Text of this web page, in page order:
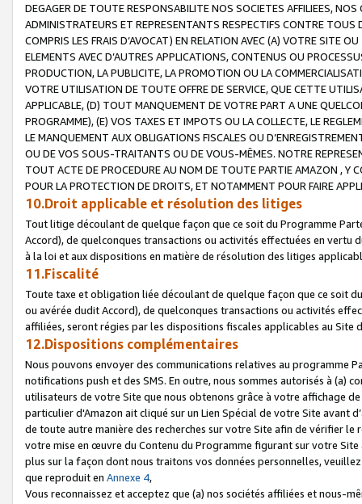
DEGAGER DE TOUTE RESPONSABILITE NOS SOCIETES AFFILIEES,
ADMINISTRATEURS ET REPRESENTANTS RESPECTIFS CONTRE
COMPRIS LES FRAIS D’AVOCAT) EN RELATION AVEC (A) VOTRE SITE
ELEMENTS AVEC D’AUTRES APPLICATIONS, CONTENUS OU
PRODUCTION, LA PUBLICITE, LA PROMOTION OU LA
VOTRE UTILISATION DE TOUTE OFFRE DE SERVICE, QUE CETTE
APPLICABLE, (D) TOUT MANQUEMENT DE VOTRE PART A UNE
PROGRAMME), (E) VOS TAXES ET IMPOTS OU LA COLLECTE, LE
LE MANQUEMENT AUX OBLIGATIONS FISCALES OU
OU DE VOS SOUS-TRAITANTS OU DE VOUS-MÊMES. NOTRE
TOUT ACTE DE PROCEDURE AU NOM DE TOUTE PARTIE AMAZON , Y
POUR LA PROTECTION DE DROITS, ET NOTAMMENT POUR FAIRE
10.Droit applicable et résolution des litiges
Tout litige découlant de quelque façon que ce soit du Programme
Accord), de quelconques transactions ou activités effectuées en vertu
à la loi et aux dispositions en matière de résolution des litiges
11.Fiscalité
Toute taxe et obligation liée découlant de quelque façon que ce soit
ou avérée dudit Accord), de quelconques transactions ou activités
affiliées, seront régies par les dispositions fiscales applicables au Site
12.Dispositions complémentaires
Nous pouvons envoyer des communications relatives au programme
notifications push et des SMS. En outre, nous sommes autorisés à
utilisateurs de votre Site que nous obtenons grâce à votre affichage
particulier d'Amazon ait cliqué sur un Lien Spécial de votre Site avant
de toute autre manière des recherches sur votre Site afin de vérifier
votre mise en œuvre du Contenu du Programme figurant sur votre
plus sur la façon dont nous traitons vos données personnelles,
que reproduit en Annexe 4,
Vous reconnaissez et acceptez que (a) nos sociétés affiliées et nous-